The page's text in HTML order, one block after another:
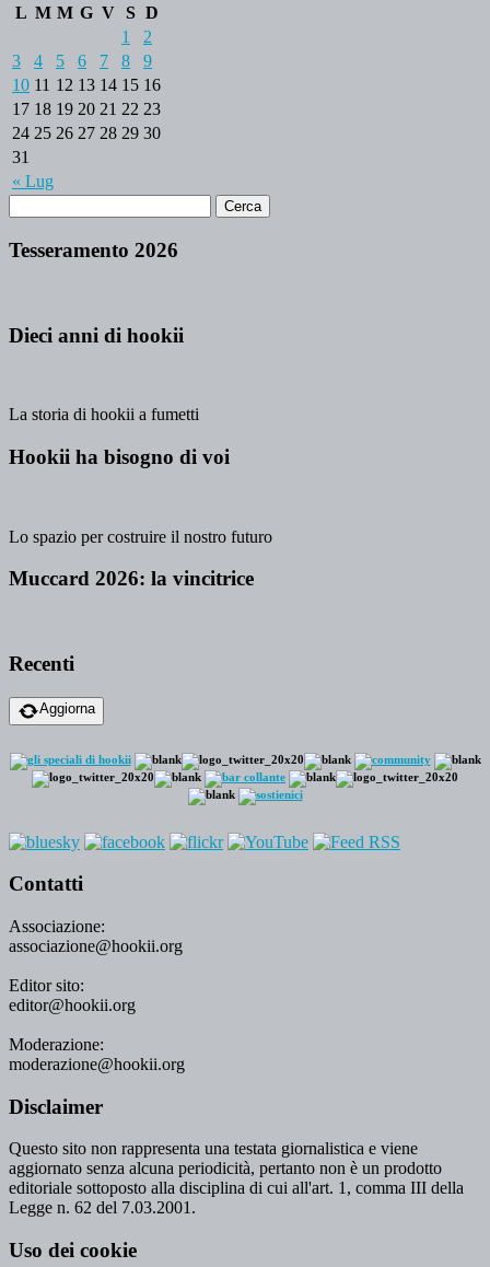
L M M G V S D
« Lug
1
2
3
4 5 6 7 8
9
10 11 12 13 14 15 16
17 18 19 20 21 22 23
24 25 26 27 28 29 30
31
Tesseramento 2026
Dieci anni di hookii
La storia di hookii a fumetti
Hookii ha bisogno di voi
Lo spazio per costruire il nostro futuro
Muccard 2026: la vincitrice
Recenti
Aggiorna
Contatti
Associazione:
associazione@hookii.org
Editor sito:
editor@hookii.org
Moderazione:
moderazione@hookii.org
Disclaimer
Questo sito non rappresenta una testata giornalistica e viene
aggiornato senza alcuna periodicità, pertanto non è un prodotto
editoriale sottoposto alla disciplina di cui all'art. 1, comma III della
Legge n. 62 del 7.03.2001.
Uso dei cookie